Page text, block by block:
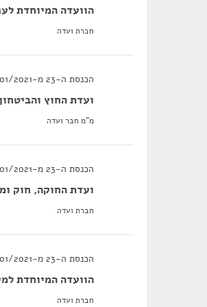
הוועדה המיוחדת
חברת ועדה
הכנסת ה-23 מ-11/01/2021 עד 12/01/2021
ועדת החוץ
מ"מ חבר ועדה
הכנסת ה-23 מ-11/01/2021 עד 12/01/2021
ועדת החוקה, חוק
חברת ועדה
הכנסת ה-23 מ-11/01/2021 עד 12/01/2021
הוועדה המיוחדת
חברת ועדה